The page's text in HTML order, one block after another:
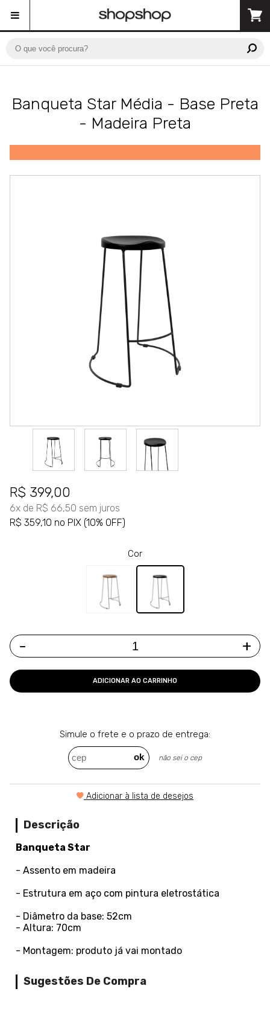
Banqueta Star Média - Base Preta
- Madeira Preta
R$ 399,00
6x de R$ 66,50 sem juros
R$ 359,10 no PIX (10% OFF)
Cor
- +
ADICIONAR AO CARRINHO
Simule o frete e o prazo de entrega:
Adicionar à lista de desejos
Descrição
Banqueta Star
- Assento em madeira
- Estrutura em aço com pintura eletrostática
- Diâmetro da base: 52cm
- Altura: 70cm
- Montagem: produto já vai montado
Sugestões De Compra